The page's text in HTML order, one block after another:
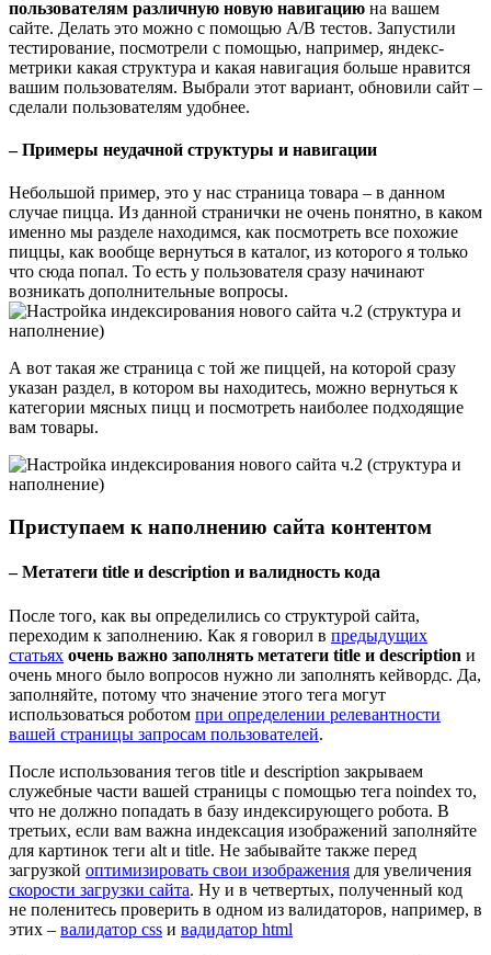
пользователям различную новую навигацию на вашем
сайте. Делать это можно с помощью А/В тестов. Запустили
тестирование, посмотрели с помощью, например, яндекс-
метрики какая структура и какая навигация больше нравится
вашим пользователям. Выбрали этот вариант, обновили сайт –
сделали пользователям удобнее.
– Примеры неудачной структуры и навигации
Небольшой пример, это у нас страница товара – в данном
случае пицца. Из данной странички не очень понятно, в каком
именно мы разделе находимся, как посмотреть все похожие
пиццы, как вообще вернуться в каталог, из которого я только
что сюда попал. То есть у пользователя сразу начинают
возникать дополнительные вопросы.
А вот такая же страница с той же пиццей, на которой сразу
указан раздел, в котором вы находитесь, можно вернуться к
категории мясных пицц и посмотреть наиболее подходящие
вам товары.
Приступаем к наполнению сайта контентом
– Метатеги title и description и валидность кода
После того, как вы определились со структурой сайта,
переходим к заполнению. Как я говорил в предыдущих
статьях очень важно заполнять метатеги title и description и
очень много было вопросов нужно ли заполнять кейвордс. Да,
заполняйте, потому что значение этого тега могут
использоваться роботом при определении релевантности
вашей страницы запросам пользователей.
После использования тегов title и description закрываем
служебные части вашей страницы с помощью тега noindex то,
что не должно попадать в базу индексирующего робота. В
третьих, если вам важна индексация изображений заполняйте
для картинок теги alt и title. Не забывайте также перед
загрузкой оптимизировать свои изображения для увеличения
скорости загрузки сайта. Ну и в четвертых, полученный код
не поленитесь проверить в одном из валидаторов, например, в
этих – валидатор css и вадидатор html